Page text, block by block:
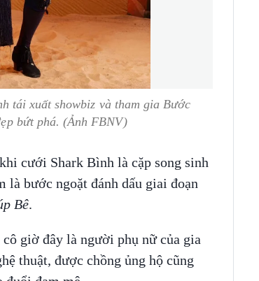
tái xuất showbiz và tham gia Bước
bứt phá. (Ảnh FBNV)
cưới Shark Bình là cặp song sinh
là bước ngoặt đánh dấu giai đoạn
Bê.
giờ đây là người phụ nữ của gia
thuật, được chồng ủng hộ cũng